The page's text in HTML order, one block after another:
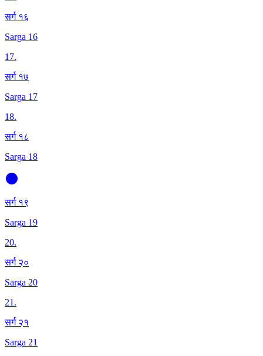
सर्ग १६
Sarga 16
17.
सर्ग १७
Sarga 17
18.
सर्ग १८
Sarga 18
सर्ग १९
Sarga 19
20.
सर्ग २०
Sarga 20
21.
सर्ग २१
Sarga 21